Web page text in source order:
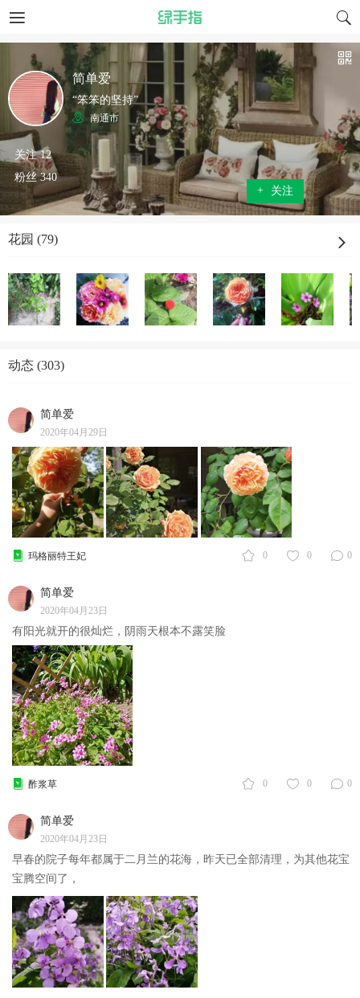
关注 12
粉丝 340
简单爱
“笨笨的坚持”
南通市
+ 关注
花园 (79)
动态 (303)
简单爱
2020年04月29日
0 0 0
玛格丽特王妃
简单爱
2020年04月23日
有阳光就开的很灿烂，阴雨天根本不露笑脸
0 0 0
酢浆草
简单爱
2020年04月23日
早春的院子每年都属于二月兰的花海，昨天已全部清理，为其他花宝
宝腾空间了，